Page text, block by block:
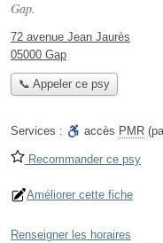
Gap.
72 avenue Jean Jaurès
05000 Gap
📞 Appeler ce psy
Services : accès PMR
Recommander ce psy
Améliorer cette fiche
Renseigner les horaires